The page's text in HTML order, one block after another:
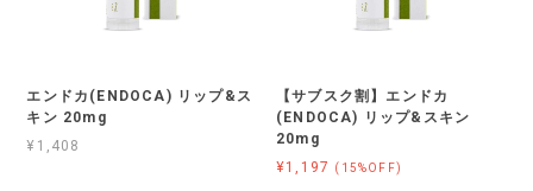
エンドカ(ENDOCA) リップ&ス
キン 20mg
¥1,408
【サブスク割】エンドカ
(ENDOCA) リップ&スキン
20mg
¥1,197
(15%OFF)